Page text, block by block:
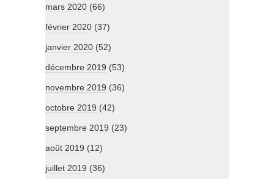
mars 2020 (66)
février 2020 (37)
janvier 2020 (52)
décembre 2019 (53)
novembre 2019 (36)
octobre 2019 (42)
septembre 2019 (23)
août 2019 (12)
juillet 2019 (36)